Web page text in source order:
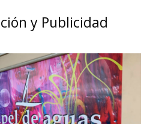
y Publicidad